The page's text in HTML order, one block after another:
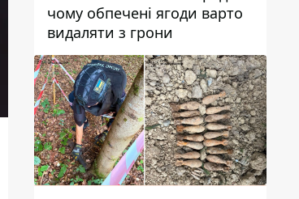
чому обпечені ягоди варто
видаляти з грони